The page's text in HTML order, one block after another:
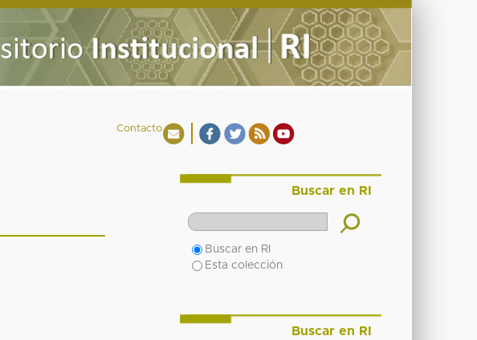
Contacto
Buscar en RI
Buscar en RI
Esta colección
Buscar en RI